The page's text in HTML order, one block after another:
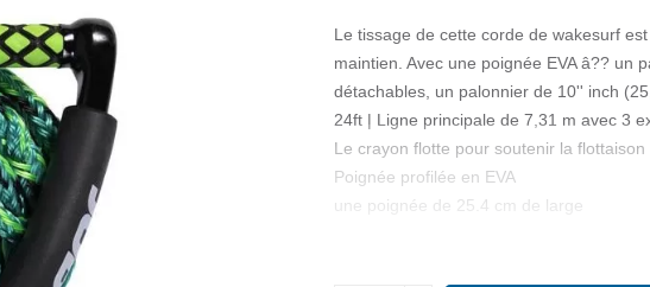
Le tissage de cette corde de wakesurf
maintien. Avec une poignée EVA â?? un
détachables, un palonnier de 10'' inch
24ft | Ligne principale de 7,31 m avec 3
Le crayon flotte pour soutenir la flottaison
Poignée profilée en EVA
une poignée de 25.4 cm de large